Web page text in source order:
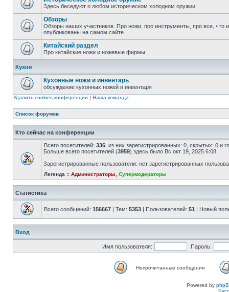
Здесь беседуют о любом историческом холодном оружии
Обзоры
Обзоры наших участников. Про ножи, про инструменты, про все, что
опубликованы на самом сайте
Китайский раздел
Про китайские ножи и ножевые фирмы
Кухня
Кухонные ножи и инвентарь
обсуждение кухонных ножей и инвентаря
Удалить cookies конференции | Наша команда
Список форумов
Кто сейчас на конференции
Всего посетителей: 336 , из них зарегистрированных: 0, скрытых: 0 и
Больше всего посетителей (3959) здесь было Вс окт 19, 2025 6:08
Зарегистрированные пользователи: нет зарегистрированных
Легенда :: Администраторы Супермодераторы
Статистика
Всего сообщений: 156667 | Тем: 5353 | Пользователей: 51 | Новый
Вход
Имя пользователя: Пароль:
Непрочитанные сообщения
Powered by